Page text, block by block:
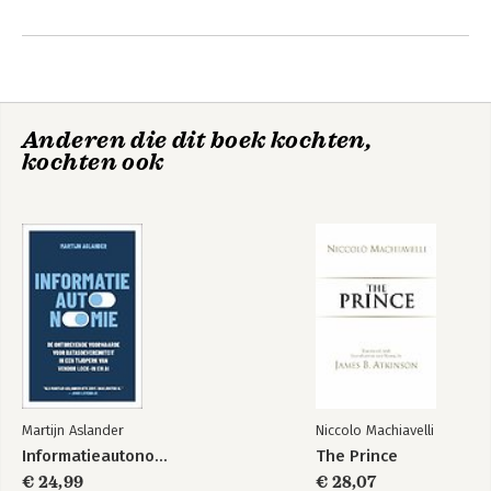
Tijd is
Bekijk alle boeken
Anderen die dit boek kochten,
kochten ook
Martijn Aslander
Informatieautonomie
€ 24,99
Niccolo Machiavelli
The Prince
€ 28,07